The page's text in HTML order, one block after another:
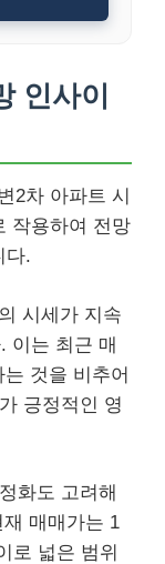
인사이
2차 아파트 시
작용하여 전망
다.
시세가 지속
이는 최근 매
것을 비추어
긍정적인 영
화도 고려해
매매가는 1
로 넓은 범위